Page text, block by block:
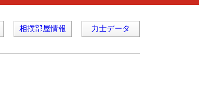
力士データ
相撲部屋情報